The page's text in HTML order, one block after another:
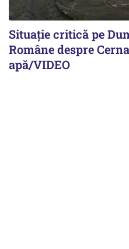
Situație critică pe
Române despre
apă/VIDEO